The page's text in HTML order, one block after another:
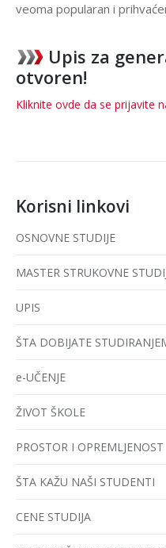
veoma popularan i
Upis za
otvoren!
Kliknite ovde da se prijavite
Korisni linkovi
OSNOVNE STUDIJE
MASTER STRUKOVNE
UPIS
ŠTA DOBIJATE
e-UČENJE
ŽIVOT ŠKOLE
PROSTOR I OPREMLJENOST
ŠTA KAŽU NAŠI STUDENTI
CENE STUDIJA